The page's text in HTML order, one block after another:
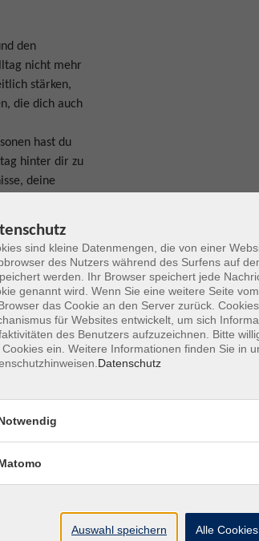
den
nicht mehr
stärken,
die dich auch
hast du
hinter dir zu
deine
um
kennen, wie
sowie
du dein
deine
sich mitten in
sind kleine Datenmengen, die von einer
des Nutzers während des Surfens auf
werden. Ihr Browser speichert jede
genannt wird. Wenn Sie eine weitere Seite
das Cookie an den Server zurück.
für Websites entwickelt, um sich
des Benutzers aufzuzeichnen. Bitte
Cookies ein. Weitere Informationen finden Sie in
Datenschutz
Auswahl speichern Alle